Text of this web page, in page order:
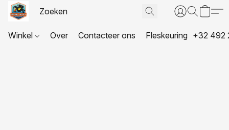
Winkel Over Contacteer ons Fleskeuring +32 492